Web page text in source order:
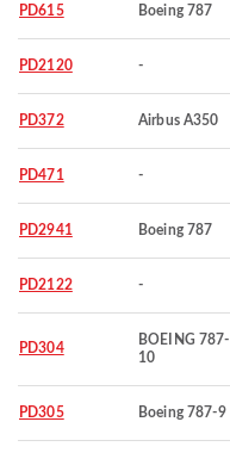
PD615 Boeing 787
PD2120 -
PD372 Airbus A350
PD471 -
PD2941 Boeing 787
PD2122 -
PD304
BOEING 787-
10
PD305 Boeing 787-9